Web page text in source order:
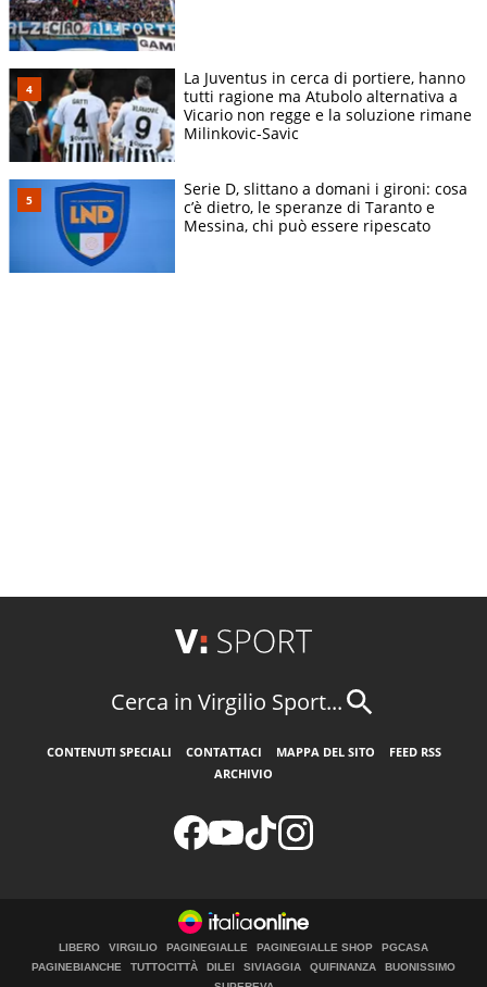
La Juventus in cerca di portiere, hanno
tutti ragione ma Atubolo alternativa a
Vicario non regge e la soluzione rimane
Milinkovic-Savic
Serie D, slittano a domani i gironi: cosa
c’è dietro, le speranze di Taranto e
Messina, chi può essere ripescato
Cerca in Virgilio Sport...
CONTENUTI SPECIALI CONTATTACI MAPPA DEL SITO
FEED RSS
ARCHIVIO
LIBERO VIRGILIO PAGINEGIALLE PAGINEGIALLE SHOP
PGCASA
PAGINEBIANCHE
TUTTOCITTÀ DILEI SIVIAGGIA QUIFINANZA
BUONISSIMO